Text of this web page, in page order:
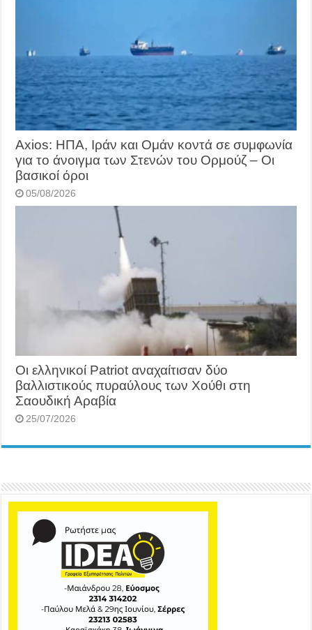
Axios: ΗΠΑ, Ιράν και Ομάν κοντά σε συμφωνία
για το άνοιγμα των Στενών του Ορμούζ – Οι
βασικοί όροι
05/08/2026
Οι ελληνικοί Patriot αναχαίτισαν δύο
βαλλιστικούς πυραύλους των Χούθι στη
Σαουδική Αραβία
25/07/2026